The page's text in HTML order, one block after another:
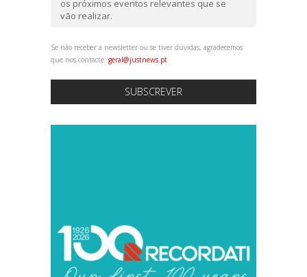
os próximos eventos relevantes que se
vão realizar.
Se não receber a newsletter ou se tiver dúvidas, agradecemos
que nos contacte: geral@justnews.pt
SUBSCREVER